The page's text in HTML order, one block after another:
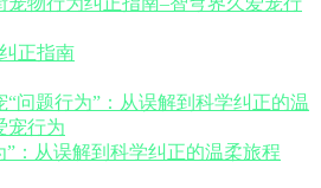
正指南
”：从误解到科学纠正的温柔旅程